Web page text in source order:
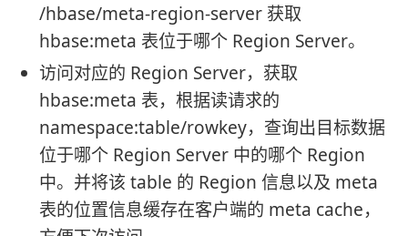
/hbase/meta-region-server 获取
hbase:meta 表位于哪个 Region Server。
访问对应的 Region Server，获取
hbase:meta 表，根据读请求的
namespace:table/rowkey，查询出目标数据
位于哪个 Region Server 中的哪个 Region
中。并将该 table 的 Region 信息以及 meta
表的位置信息缓存在客户端的 meta cache，